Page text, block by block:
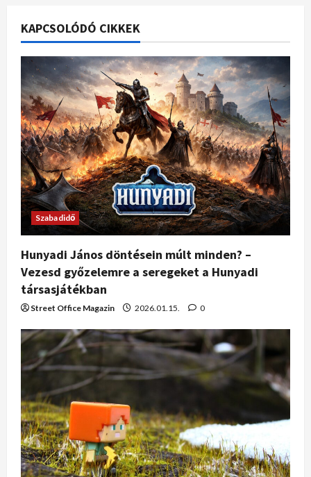
KAPCSOLÓDÓ CIKKEK
Szabadidő
Hunyadi János döntésein múlt minden? –
Vezesd győzelemre a seregeket a Hunyadi
társasjátékban
Street Office Magazin 2026.01.15. 0